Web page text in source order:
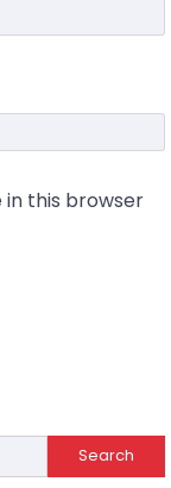
in this browser
Search